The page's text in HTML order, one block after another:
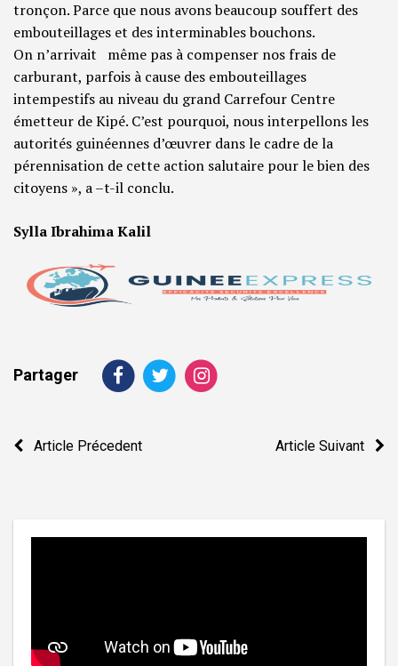
tronçon. Parce que nous avons beaucoup souffert des
embouteillages et des interminables bouchons.
On n’arrivait même pas à compenser nos frais de
carburant, parfois à cause des embouteillages
intempestifs au niveau du grand Carrefour Centre
émetteur de Kipé. C’est pourquoi, nous interpellons les
autorités guinéennes d’œuvrer dans le cadre de la
pérennisation de cette action salutaire pour le bien des
citoyens », a –t-il conclu.
Sylla Ibrahima Kalil
Partager
Navigation
Article Précedent Article Suivant